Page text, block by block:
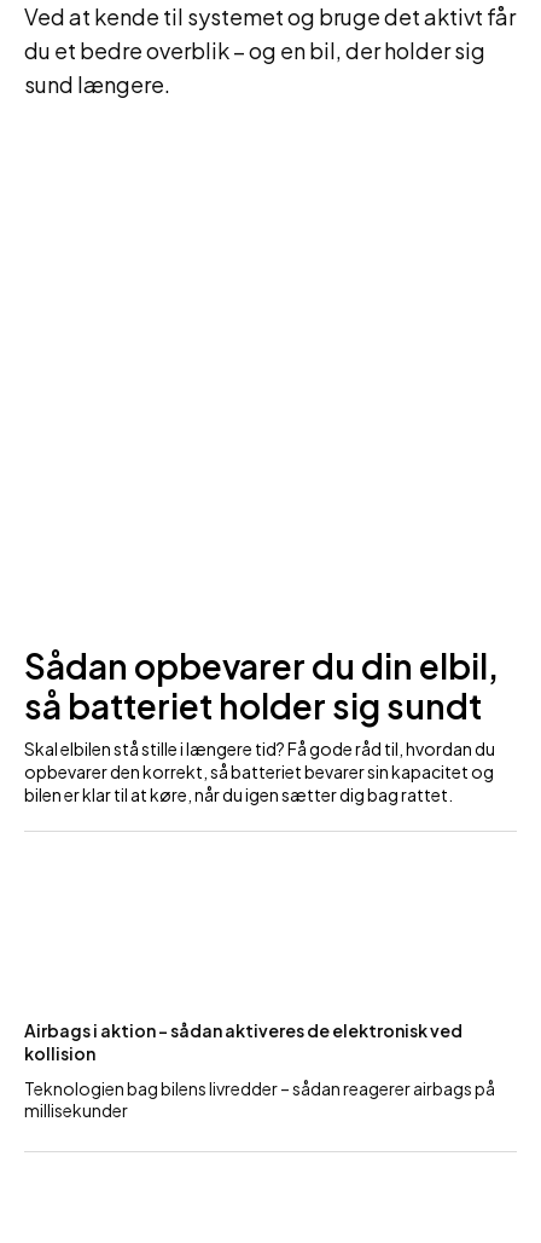
Ved at kende til systemet og bruge det aktivt får
du et bedre overblik – og en bil, der holder sig
sund længere.
Sådan opbevarer du din elbil,
så batteriet holder sig sundt
Skal elbilen stå stille i længere tid? Få gode råd til, hvordan du
opbevarer den korrekt, så batteriet bevarer sin kapacitet og
bilen er klar til at køre, når du igen sætter dig bag rattet.
Airbags i aktion – sådan aktiveres de elektronisk ved
kollision
Teknologien bag bilens livredder – sådan reagerer airbags på
millisekunder